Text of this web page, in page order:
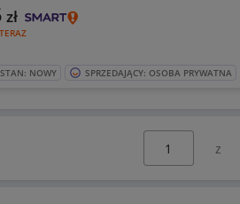
zł
STAN: NOWY SPRZEDAJĄCY: OSOBA PRYWATNA
z